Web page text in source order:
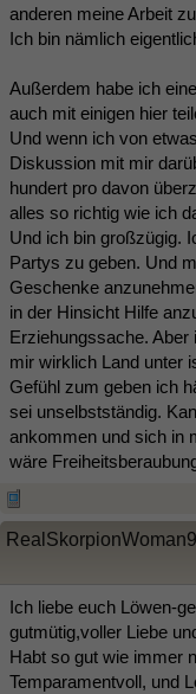
anderen meine Arbeit
Ich bin nämlich
Außerdem habe ich
auch mit einigen hier
Und wenn ich von
Diskussion mit mir
hundert pro davon
alles so richtig wie ich
Und ich bin großzügig.
Partys zu geben. Und
Geschenke
in der Hinsicht Hilfe
Erziehungssache.
mir wirklich Land unter
Gefühl zum geben ich
sei unselbstständig.
ankommen und sich in
wäre
Ich liebe euch Löwen-
gutmütig,voller Liebe
Habt so gut wie immer
Temparamentvoll, und